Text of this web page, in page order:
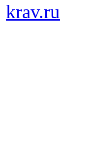
krav.ru